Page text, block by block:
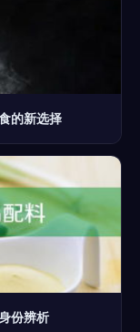
的新选择
份辨析